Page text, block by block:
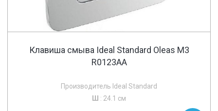
Клавиша смыва Ideal Standard Oleas M3
R0123AA
Производитель Ideal Standard
Ш : 24.1 см